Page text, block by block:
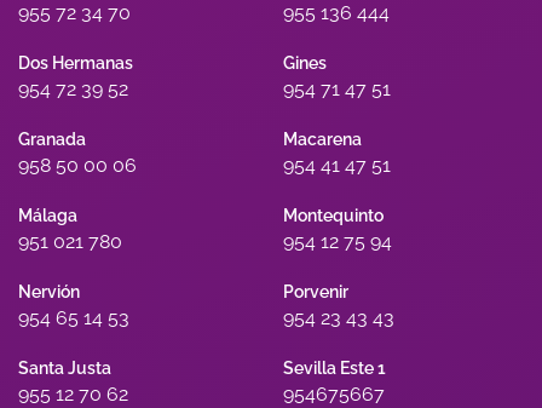
955 72 34 70 955 136 444
Dos Hermanas
954 72 39 52
Gines
954 71 47 51
Granada
958 50 00 06
Macarena
954 41 47 51
Málaga
951 021 780
Montequinto
954 12 75 94
Nervión
954 65 14 53
Porvenir
954 23 43 43
Santa Justa
955 12 70 62
Sevilla Este 1
954675667